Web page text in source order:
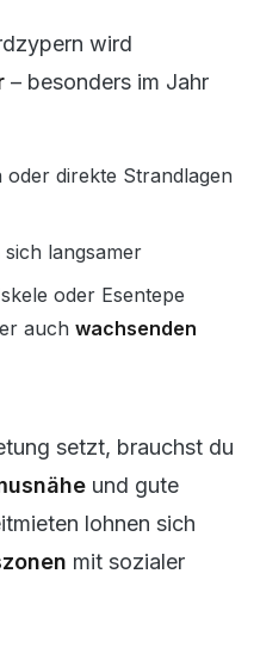
wird
– besonders im Jahr
oder direkte Strandlagen
langsamer
oder Esentepe
auch wachsenden
setzt, brauchst du
und gute
lohnen sich
mit sozialer